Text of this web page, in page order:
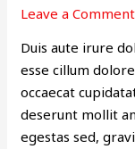
Leave a Comment
Duis aute irure
esse cillum
occaecat
deserunt mollit
egestas sed,